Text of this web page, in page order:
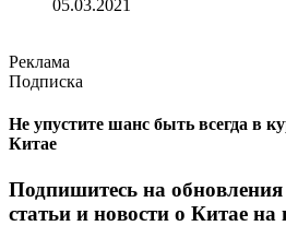
05.03.2021
Реклама
Подписка
Не упустите шанс быть всегда в
Китае
Подпишитесь на
статьи и новости о Китае на